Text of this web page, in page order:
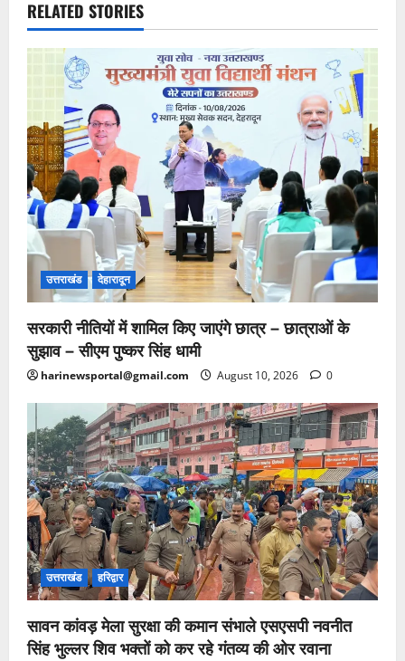
RELATED STORIES
उत्तराखंड देहारादून
सरकारी नीतियों में शामिल किए जाएंगे छात्र – छात्राओं के
सुझाव – सीएम पुष्कर सिंह धामी
harinewsportal@gmail.com August 10, 2026 0
उत्तराखंड हरिद्वार
सावन कांवड़ मेला सुरक्षा की कमान संभाले एसएसपी नवनीत
सिंह भुल्लर शिव भक्तों को कर रहे गंतव्य की ओर रवाना